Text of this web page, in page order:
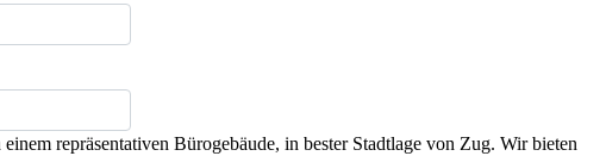
repräsentativen Bürogebäude, in bester Stadtlage von Zug. Wir bieten